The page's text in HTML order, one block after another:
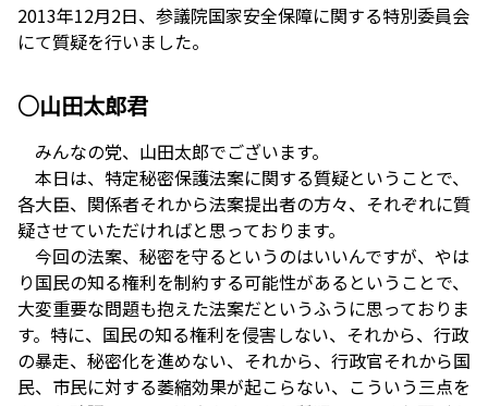
2013年12月2日、参議院国家安全保障に関する特別委員会
にて質疑を行いました。
○山田太郎君
みんなの党、山田太郎でございます。
本日は、特定秘密保護法案に関する質疑ということで、
各大臣、関係者それから法案提出者の方々、それぞれに質
疑させていただければと思っております。
今回の法案、秘密を守るというのはいいんですが、やは
り国民の知る権利を制約する可能性があるということで、
大変重要な問題も抱えた法案だというふうに思っておりま
す。特に、国民の知る権利を侵害しない、それから、行政
の暴走、秘密化を進めない、それから、行政官それから国
民、市民に対する萎縮効果が起こらない、こういう三点を